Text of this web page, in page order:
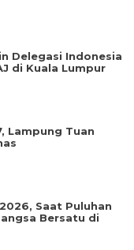
Delegasi Indonesia
di Kuala Lumpur
Lampung Tuan
Saat Puluhan
Bersatu di